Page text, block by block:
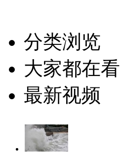
分类浏览
大家都在看
最新视频